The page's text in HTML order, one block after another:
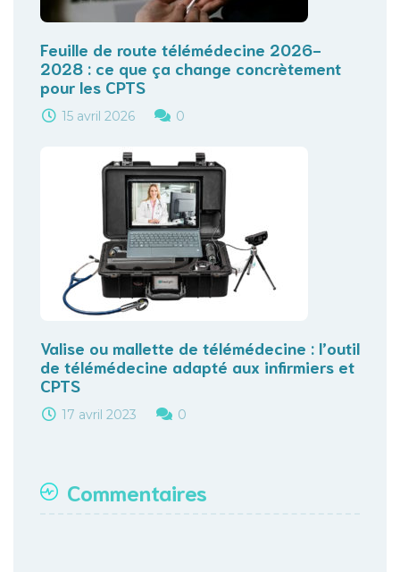
Feuille de route télémédecine 2026-
2028 : ce que ça change concrètement
pour les CPTS
15 avril 2026 0
Valise ou mallette de télémédecine : l’outil
de télémédecine adapté aux infirmiers et
CPTS
17 avril 2023 0
Commentaires